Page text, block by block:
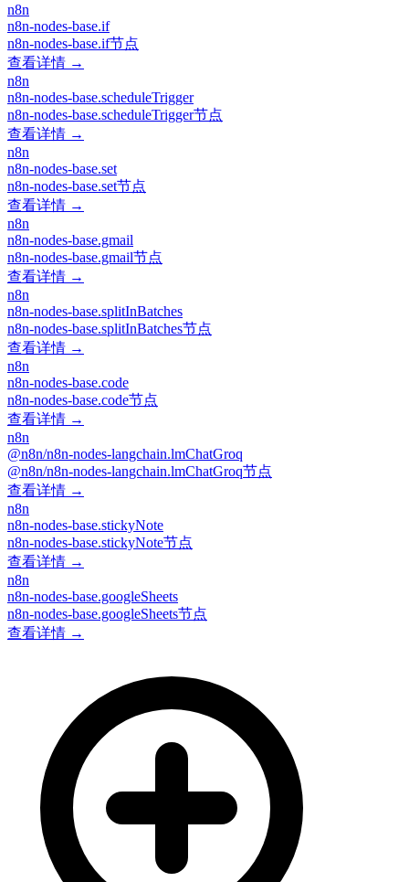
n8n
n8n-nodes-base.if
n8n-nodes-base.if节点
查看详情 →
n8n
n8n-nodes-base.scheduleTrigger
n8n-nodes-base.scheduleTrigger节点
查看详情 →
n8n
n8n-nodes-base.set
n8n-nodes-base.set节点
查看详情 →
n8n
n8n-nodes-base.gmail
n8n-nodes-base.gmail节点
查看详情 →
n8n
n8n-nodes-base.splitInBatches
n8n-nodes-base.splitInBatches节点
查看详情 →
n8n
n8n-nodes-base.code
n8n-nodes-base.code节点
查看详情 →
n8n
@n8n/n8n-nodes-langchain.lmChatGroq
@n8n/n8n-nodes-langchain.lmChatGroq节点
查看详情 →
n8n
n8n-nodes-base.stickyNote
n8n-nodes-base.stickyNote节点
查看详情 →
n8n
n8n-nodes-base.googleSheets
n8n-nodes-base.googleSheets节点
查看详情 →